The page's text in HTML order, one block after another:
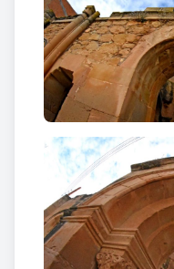
exemple únic a les
del segle XIX. El
empenta però al cap
de l’ aturada va ser
als intensos freds i
1870 que
provocaven un
havia un clima de
política del país.
L’alcalde va haver